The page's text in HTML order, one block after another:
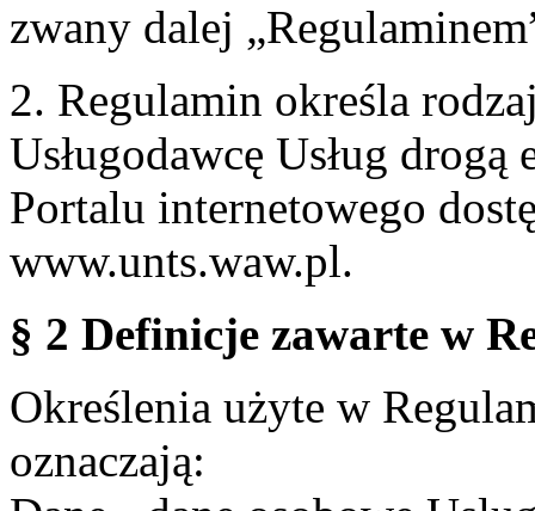
zwany dalej
2. Regulamin określa
Usługodawcę Usług
Portalu internetowego
www.unts.waw.pl.
§ 2 Definicje zawarte w
Określenia użyte w
oznaczają: